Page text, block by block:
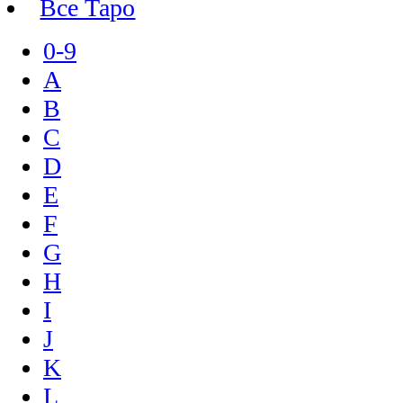
Все Таро
0-9
A
B
C
D
E
F
G
H
I
J
K
L